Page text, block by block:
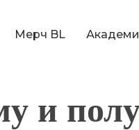
Мерч BL
и